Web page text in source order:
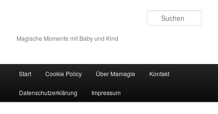
Magische Momente mit Baby und Kind
Zum Inhalt wechseln
Zum sekundären Inhalt wechseln
Start Cookie Policy Über Mamagie Kontakt
Datenschutzerklärung Impressum